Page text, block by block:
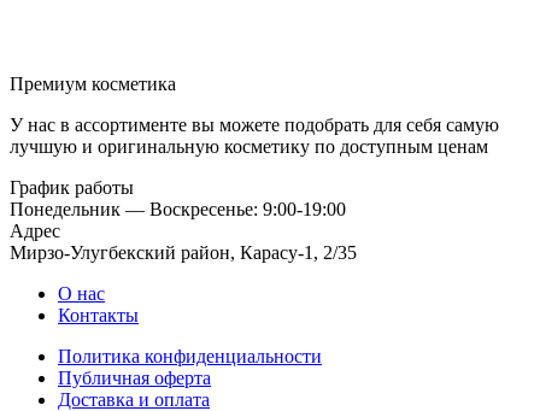
Премиум косметика
У нас в ассортименте вы можете подобрать для себя самую
лучшую и оригинальную косметику по доступным ценам
График работы
Понедельник — Воскресенье: 9:00-19:00
Адрес
Мирзо-Улугбекский район, Карасу-1, 2/35
О нас
Контакты
Политика конфиденциальности
Публичная оферта
Доставка и оплата